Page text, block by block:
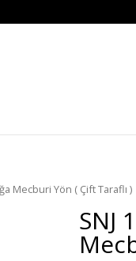
Mecburi Yön ( Çift Taraflı )
SNJ